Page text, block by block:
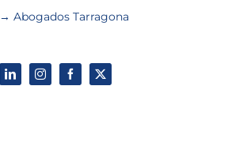
→ Abogados Tarragona